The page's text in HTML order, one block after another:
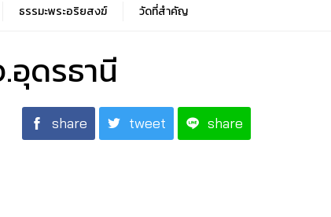
ธรรมะพระอริยสงฆ์ วัดที่สําคัญ
ดรธานี
share tweet share